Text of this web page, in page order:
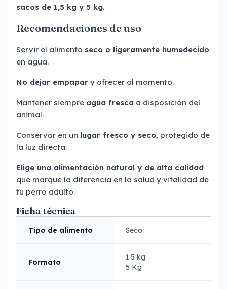
sacos de 1,5 kg y 5 kg.
Recomendaciones de uso
Servir el alimento seco o ligeramente humedecido
en agua.
No dejar empapar y ofrecer al momento.
Mantener siempre agua fresca a disposición del
animal.
Conservar en un lugar fresco y seco, protegido de
la luz directa.
Elige una alimentación natural y de alta calidad
que marque la diferencia en la salud y vitalidad de
tu perro adulto.
Ficha técnica
Tipo de alimento Seco
Formato
1.5 kg
5 Kg